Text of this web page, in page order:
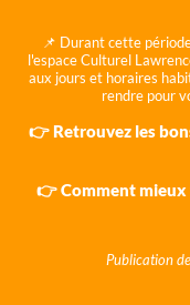
📌 Durant cette
l'espace Culturel
aux jours et horaires
rendre pour
👉 Retrouvez les
👉 Comment mieux
Publication